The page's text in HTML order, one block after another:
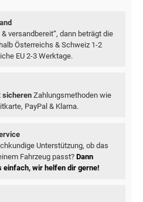
& versandbereit“, dann beträgt die
Österreichs & Schweiz 1-2
EU 2-3 Werktage.
sicherenZahlungsmethoden wie
PayPal & Klarna.
Unterstützung, ob das
Fahrzeug passt? Dann
einfach, wir helfen dir gerne!